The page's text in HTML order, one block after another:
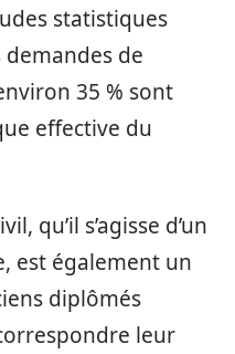
statistiques
de
35 % sont
effective du
qu’il s’agisse d’un
est également un
diplômés
leur